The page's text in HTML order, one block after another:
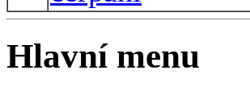
Hlavní menu